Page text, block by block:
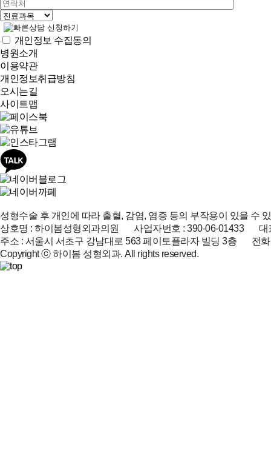
개인정보 수집동의
병원소개
이용약관
개인정보취급방침
오시는길
사이트맵
성형수술 후 개인에 따라 출혈, 감염, 염증 등의 부작용이 있을 수
상호명 : 하이봄성형외과의원 사업자번호 : 390-06-01433 대
주소 : 서울시 서초구 강남대로 563 페이토플라자 빌딩 3층 전
Copyright ⓒ 하이봄 성형외과. All rights reserved.